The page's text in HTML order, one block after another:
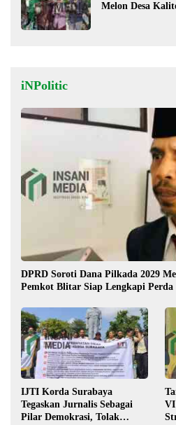
Melon Desa
iNPolitic
DPRD Soroti Dana Pilkada 2029
Pemkot Blitar Siap Lengkapi Perda
IJTI Korda Surabaya
Tegaskan Jurnalis Sebagai
Pilar Demokrasi, Tolak
VI